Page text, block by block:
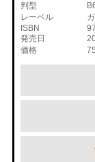
判型
レーベル
ISBN
発売日
価格